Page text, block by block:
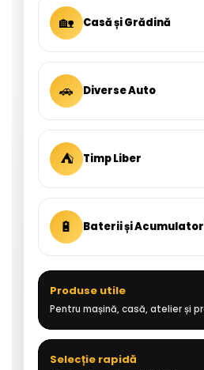
🏡 Casă și Grădină
🚗 Diverse Auto
⛺ Timp Liber
🔋 Baterii și
Produse utile
Pentru mașină, casă, atelier și
Selecție rapidă